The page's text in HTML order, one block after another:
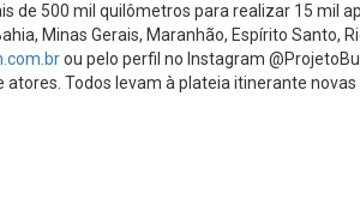
de 500 mil quilômetros para realizar 15 mil
Minas Gerais, Maranhão, Espírito Santo,
ou pelo perfil no Instagram
Todos levam à plateia itinerante